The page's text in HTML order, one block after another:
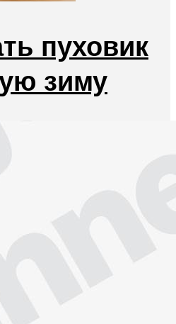
пуховик
зиму